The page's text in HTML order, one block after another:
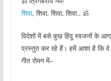
शिवा, शिवा, शिवा, शिवा.. ॐ
विदेशों में बसे कुछ हिंदू स्वजनों के
प्रस्तुत कर रहे हैं। हमें आशा है कि वे
गीत रोमन में–